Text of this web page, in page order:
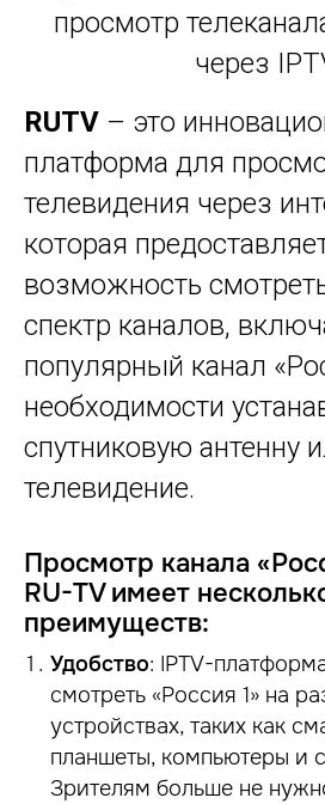
просмотр
через
RUTV – это
платформа для
телевидения через
которая
возможность
спектр каналов,
популярный канал
необходимости
спутниковую антенну
телевидение.
Просмотр канала
RU-TV имеет
преимуществ:
Удобство: IPTV-
смотреть «Россия 1» на
устройствах, таких как
планшеты, компьютеры и
Зрителям больше не